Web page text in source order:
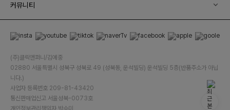
커뮤니티
(주)클릭앤퍼니/김예중
02880 서울특별시 성북구 성북로 49 (성북동, 운석빌딩) 운석빌딩 5층(반품주소가 아닙
니다.)
사업자 등록번호 209-81-43420
통신판매업신고 서울성북-0073호
개인정보관리책임자 박수미